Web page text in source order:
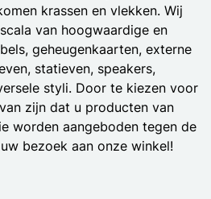
krassen en vlekken. Wij
van hoogwaardige en
geheugenkaarten, externe
statieven, speakers,
styli. Door te kiezen voor
zijn dat u producten van
worden aangeboden tegen de
bezoek aan onze winkel!